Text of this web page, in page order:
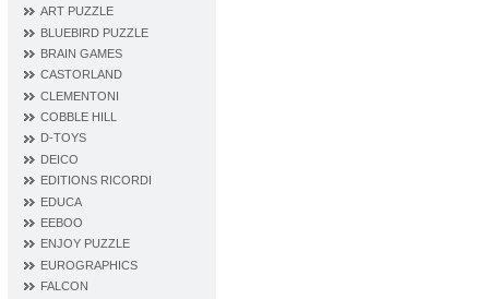
ART PUZZLE
BLUEBIRD PUZZLE
BRAIN GAMES
CASTORLAND
CLEMENTONI
COBBLE HILL
D‐TOYS
DEICO
EDITIONS RICORDI
EDUCA
EEBOO
ENJOY PUZZLE
EUROGRAPHICS
FALCON